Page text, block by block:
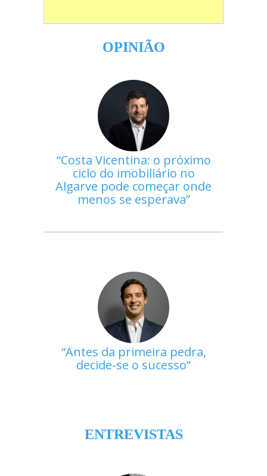
OPINIÃO
Costa Vicentina: o próximo
ciclo do imobiliário no
Algarve pode começar onde
menos se esperava
Antes da primeira pedra,
decide-se o sucesso
ENTREVISTAS